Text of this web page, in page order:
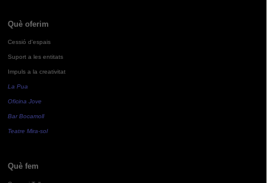
Què oferim
Cessió d'espais
Suport a les entitats
Impuls a la creativitat
La Pua
Oficina Jove
Bar Bocamoll
Teatre Mira-sol
Què fem